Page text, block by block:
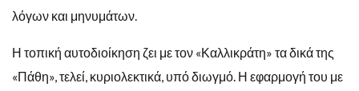
λόγων και μηνυμάτων.
Η τοπική αυτοδιοίκηση ζει με τον «Καλλικράτη» τα δικά της
«Πάθη», τελεί, κυριολεκτικά, υπό διωγμό. Η εφαρμογή του με